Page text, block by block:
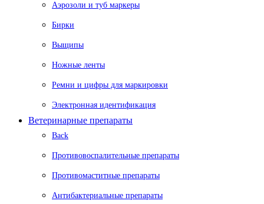
Аэрозоли и туб маркеры
Бирки
Выщипы
Ножные ленты
Ремни и цифры для маркировки
Электронная идентификация
Ветеринарные препараты
Back
Противовоспалительные препараты
Противомаститные препараты
Антибактериальные препараты